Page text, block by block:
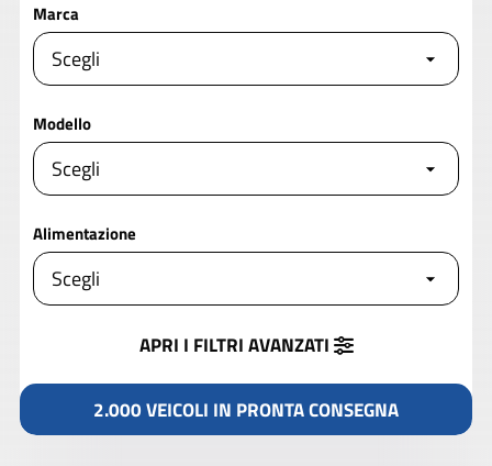
Marca
Modello
Alimentazione
APRI I FILTRIAVANZATI
2.000 VEICOLI IN PRONTA CONSEGNA